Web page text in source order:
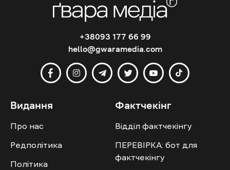
+38093 177 66 99
hello@gwaramedia.com
Видання
Про нас
Редполітика
Політика
Фактчекінг
Відділ фактчекінгу
ПЕРЕВІРКА: бот для
фактчекінгу